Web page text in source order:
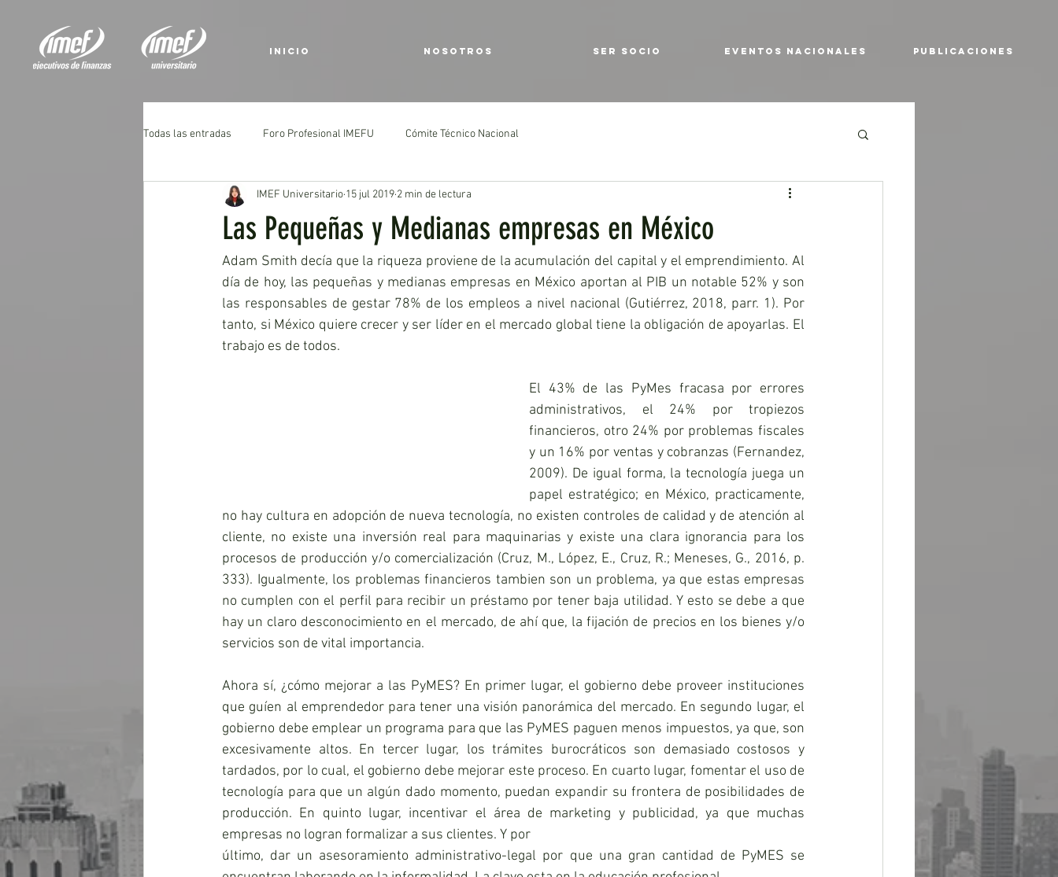
INICIO NOSOTROS SER SOCIO EVENTOS NACIONALES PUBLICACIONES
Todas las entradas Foro Profesional IMEFU Cómite Técnico Nacional
Las Pequeñas y Medianas empresas en México
IMEF Universitario 15 jul 2019 2 min de lectura
Adam Smith decía que la riqueza proviene de la acumulación del capital y el emprendimiento. Al
día de hoy, las pequeñas y medianas empresas en México aportan al PIB un notable 52% y son
las responsables de gestar 78% de los empleos a nivel nacional (Gutiérrez, 2018, parr. 1). Por
tanto, si México quiere crecer y ser líder en el mercado global tiene la obligación de apoyarlas. El
trabajo es de todos.
El 43% de las PyMes fracasa por errores
administrativos, el 24% por tropiezos
financieros, otro 24% por problemas fiscales
y un 16% por ventas y cobranzas (Fernandez,
2009). De igual forma, la tecnología juega un
papel estratégico; en México, practicamente,
no hay cultura en adopción de nueva tecnología, no existen controles de calidad y de atención al
cliente, no existe una inversión real para maquinarias y existe una clara ignorancia para los
procesos de producción y/o comercialización (Cruz, M., López, E., Cruz, R.; Meneses, G., 2016, p.
333). Igualmente, los problemas financieros tambien son un problema, ya que estas empresas
no cumplen con el perfil para recibir un préstamo por tener baja utilidad. Y esto se debe a que
hay un claro desconocimiento en el mercado, de ahí que, la fijación de precios en los bienes y/o
servicios son de vital importancia.
Ahora sí, ¿cómo mejorar a las PyMES? En primer lugar, el gobierno debe proveer instituciones
que guíen al emprendedor para tener una visión panorámica del mercado. En segundo lugar, el
gobierno debe emplear un programa para que las PyMES paguen menos impuestos, ya que, son
excesivamente altos. En tercer lugar, los trámites burocráticos son demasiado costosos y
tardados, por lo cual, el gobierno debe mejorar este proceso. En cuarto lugar, fomentar el uso de
tecnología para que un algún dado momento, puedan expandir su frontera de posibilidades de
producción. En quinto lugar, incentivar el área de marketing y publicidad, ya que muchas
empresas no logran formalizar a sus clientes. Y por
último, dar un asesoramiento administrativo-legal por que una gran cantidad de PyMES se